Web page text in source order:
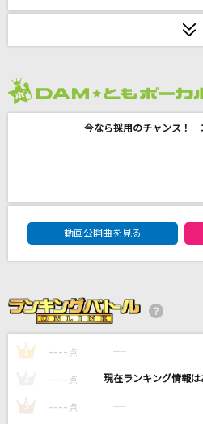
濁流BOY
[生音]HELLO
YOASOBI
[生音]水平線
back number
オレンジ
今なら採用のチャンス！
DAM★ともボーカルエン
動画公開曲を見る
1 ---- 点 ----
---- 点 ----
3 ---- 点 ----